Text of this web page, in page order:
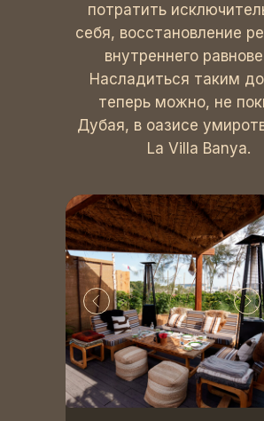
потратить
себя, восстановление
внутреннего
Насладиться таким
теперь можно, не
Дубая, в оазисе
La Villa Banya.